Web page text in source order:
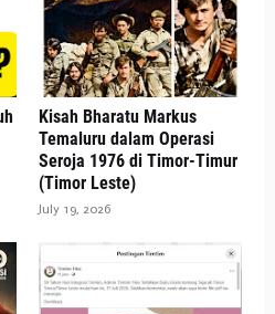
Kisah Bharatu Markus
Temaluru dalam Operasi
Seroja 1976 di Timor-Timur
(Timor Leste)
July 19, 2026